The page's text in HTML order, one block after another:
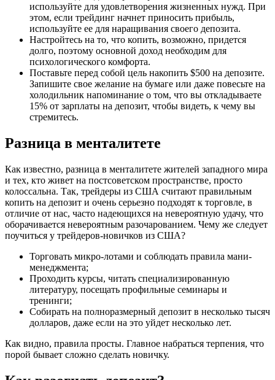
используйте для удовлетворения жизненных нужд. При
этом, если трейдинг начнет приносить прибыль,
используйте ее для наращивания своего депозита.
Настройтесь на то, что копить, возможно, придется
долго, поэтому основной доход необходим для
психологического комфорта.
Поставьте перед собой цель накопить $500 на депозите.
Запишите свое желание на бумаге или даже повесьте на
холодильник напоминание о том, что вы откладываете
15% от зарплаты на депозит, чтобы видеть, к чему вы
стремитесь.
Разница в менталитете
Как известно, разница в менталитете жителей западного мира
и тех, кто живет на постсоветском пространстве, просто
колоссальна. Так, трейдеры из США считают правильным
копить на депозит и очень серьезно подходят к торговле, в
отличие от нас, часто надеющихся на невероятную удачу, что
оборачивается невероятным разочарованием. Чему же следует
поучиться у трейдеров-новичков из США?
Торговать микро-лотами и соблюдать правила мани-
менеджмента;
Проходить курсы, читать специализированную
литературу, посещать профильные семинары и
тренинги;
Собирать на полноразмерный депозит в несколько тысяч
долларов, даже если на это уйдет несколько лет.
Как видно, правила просты. Главное набраться терпения, что
порой бывает сложно сделать новичку.